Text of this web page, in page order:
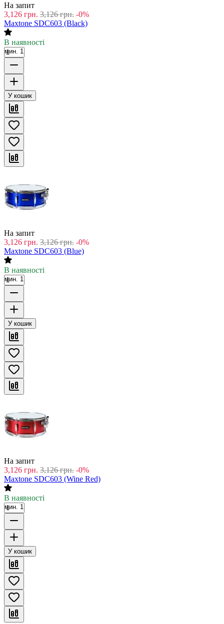
На запит
3,126 грн. 3,126 грн. -0%
Maxtone SDC603 (Black)
В наявності
мин. 1
У кошик
На запит
3,126 грн. 3,126 грн. -0%
Maxtone SDC603 (Blue)
В наявності
мин. 1
У кошик
На запит
3,126 грн. 3,126 грн. -0%
Maxtone SDC603 (Wine Red)
В наявності
мин. 1
У кошик